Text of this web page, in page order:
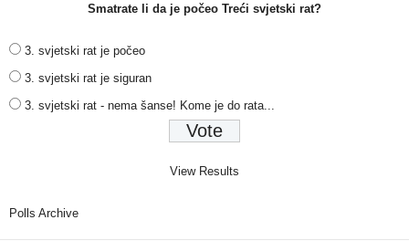
Smatrate li da je počeo Treći svjetski rat?
3. svjetski rat je počeo
3. svjetski rat je siguran
3. svjetski rat - nema šanse! Kome je do rata...
View Results
Polls Archive